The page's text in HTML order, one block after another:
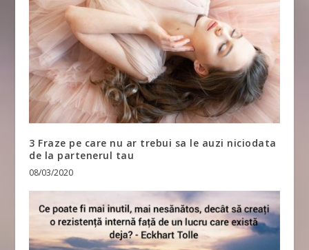
3 Fraze pe care nu ar trebui sa le auzi niciodata
de la partenerul tau
08/03/2020